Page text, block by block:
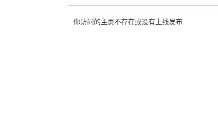
你访问的主页不存在或没有上线发布